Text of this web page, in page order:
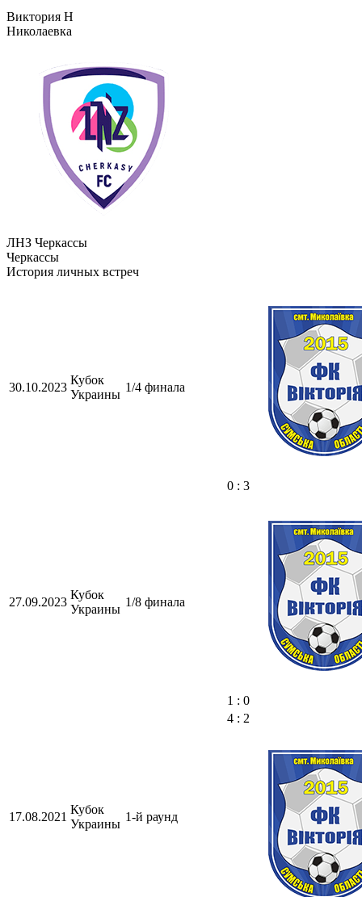
Виктория Н
Николаевка
ЛНЗ Черкассы
Черкассы
История личных встреч
30.10.2023
Кубок
Украины
1/4 финала
0 : 3
27.09.2023
Кубок
Украины
1/8 финала
1 : 0
17.08.2021
Кубок
Украины
1-й раунд
4 : 2